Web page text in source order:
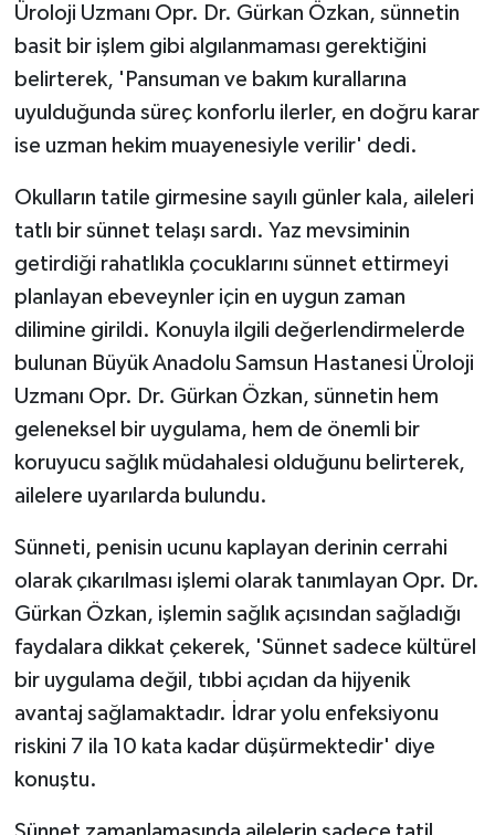
Üroloji Uzmanı Opr. Dr. Gürkan Özkan, sünnetin
basit bir işlem gibi algılanmaması gerektiğini
belirterek, 'Pansuman ve bakım kurallarına
uyulduğunda süreç konforlu ilerler, en doğru karar
ise uzman hekim muayenesiyle verilir' dedi.
Okulların tatile girmesine sayılı günler kala, aileleri
tatlı bir sünnet telaşı sardı. Yaz mevsiminin
getirdiği rahatlıkla çocuklarını sünnet ettirmeyi
planlayan ebeveynler için en uygun zaman
dilimine girildi. Konuyla ilgili değerlendirmelerde
bulunan Büyük Anadolu Samsun Hastanesi Üroloji
Uzmanı Opr. Dr. Gürkan Özkan, sünnetin hem
geleneksel bir uygulama, hem de önemli bir
koruyucu sağlık müdahalesi olduğunu belirterek,
ailelere uyarılarda bulundu.
Sünneti, penisin ucunu kaplayan derinin cerrahi
olarak çıkarılması işlemi olarak tanımlayan Opr. Dr.
Gürkan Özkan, işlemin sağlık açısından sağladığı
faydalara dikkat çekerek, 'Sünnet sadece kültürel
bir uygulama değil, tıbbi açıdan da hijyenik
avantaj sağlamaktadır. İdrar yolu enfeksiyonu
riskini 7 ila 10 kata kadar düşürmektedir' diye
konuştu.